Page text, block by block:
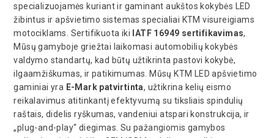
specializuojamės kuriant ir gaminant aukštos kokybės LED
žibintus ir apšvietimo sistemas specialiai KTM visureigiams
motociklams. Sertifikuota iki IATF 16949 sertifikavimas,
Mūsų gamyboje griežtai laikomasi automobilių kokybės
valdymo standartų, kad būtų užtikrinta pastovi kokybė,
ilgaamžiškumas, ir patikimumas. Mūsų KTM LED apšvietimo
gaminiai yra E-Mark patvirtinta, užtikrina kelių eismo
reikalavimus atitinkantį efektyvumą su tiksliais spindulių
raštais, didelis ryškumas, vandeniui atspari konstrukcija, ir
„plug-and-play“ diegimas. Su pažangiomis gamybos